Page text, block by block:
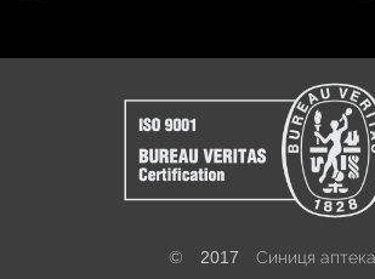
© 2017 Синиця аптека